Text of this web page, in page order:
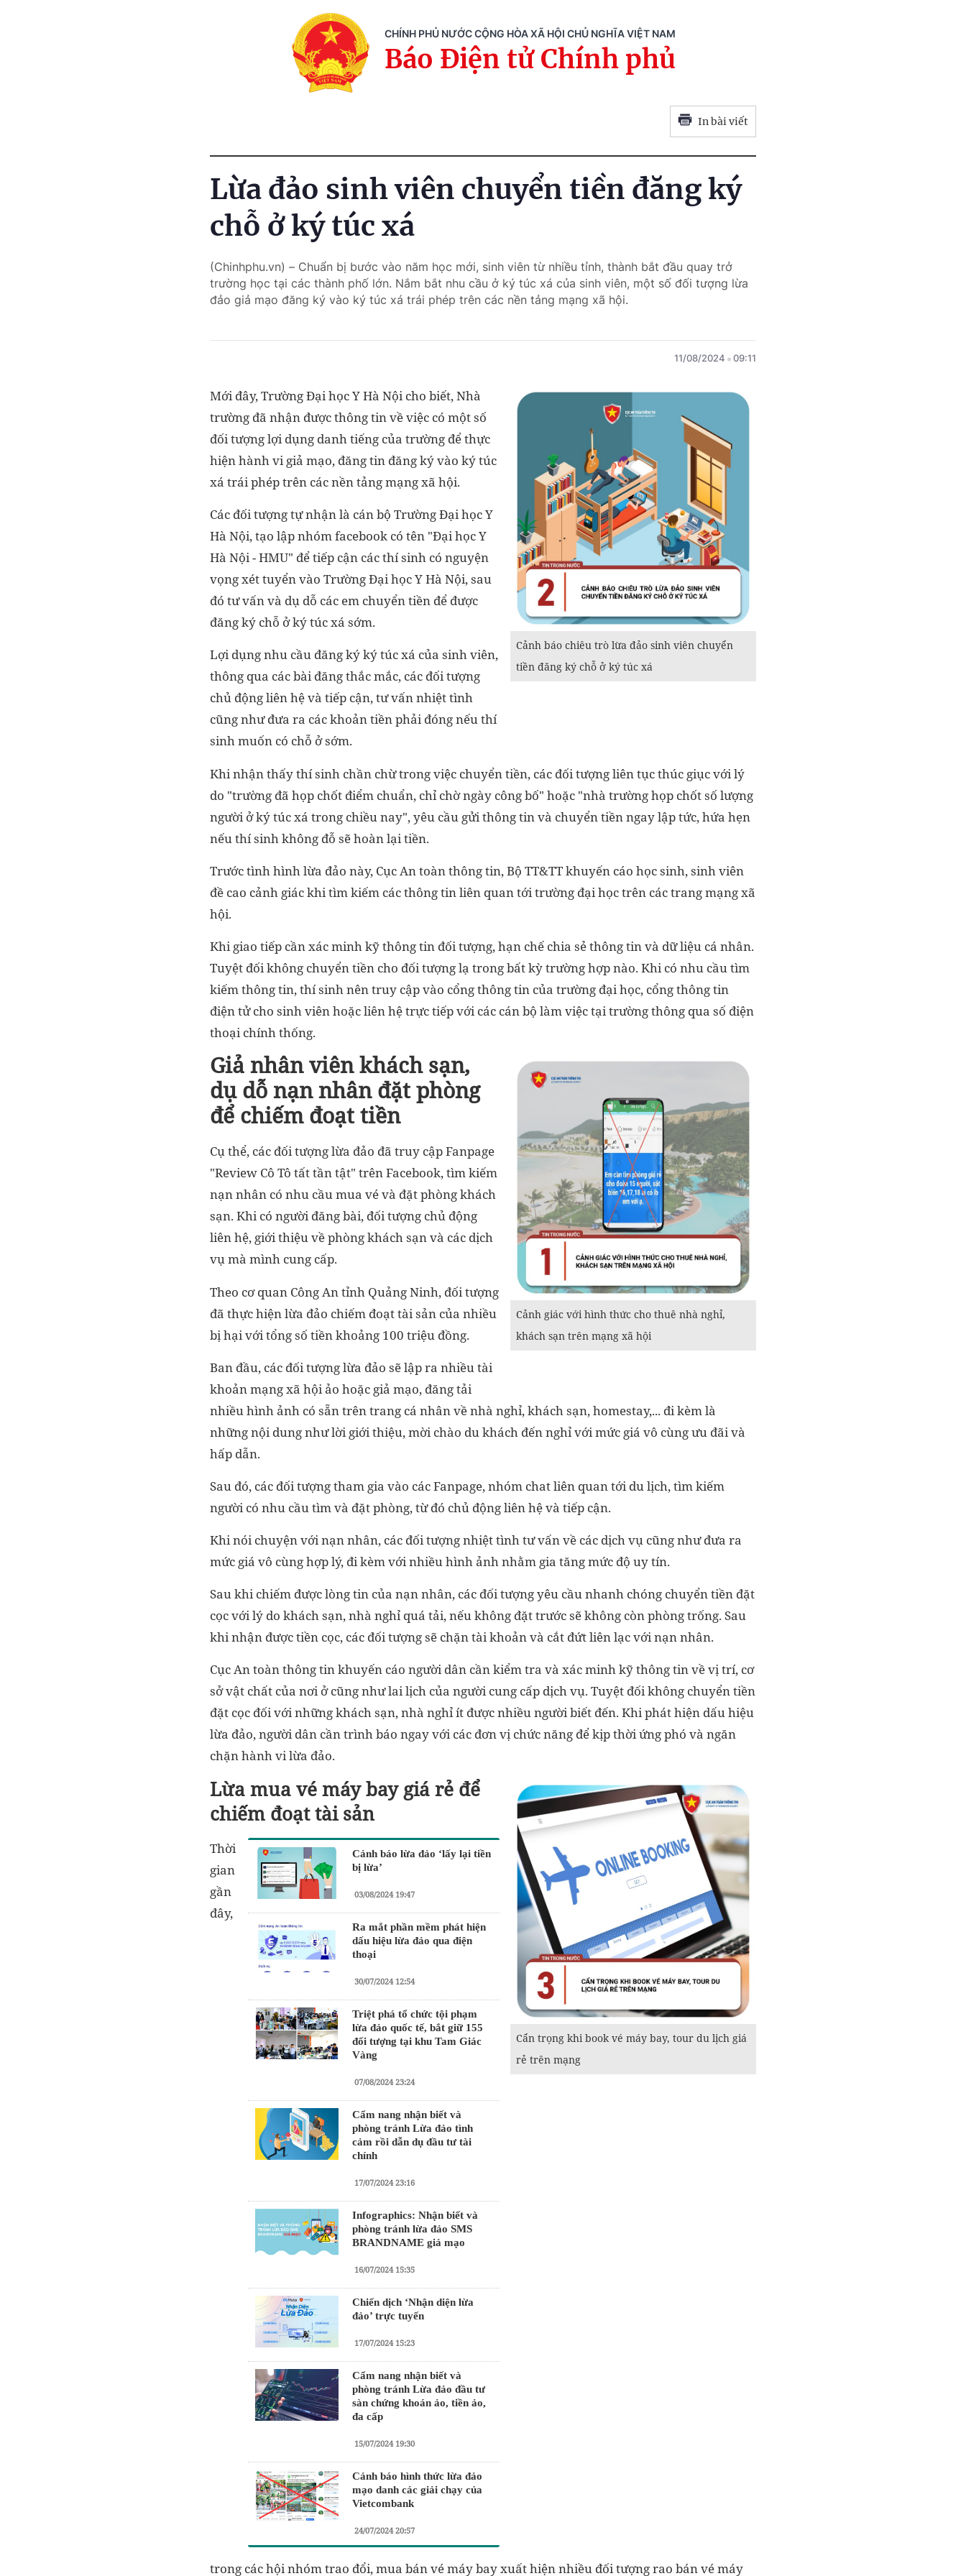
CHÍNH PHỦ NƯỚC CỘNG HÒA XÃ HỘI CHỦ NGHĨA VIỆT NAM
Báo Điện tử Chính phủ
In bài viết
Lừa đảo sinh viên chuyển tiền đăng ký
chỗ ở ký túc xá
(Chinhphu.vn) – Chuẩn bị bước vào năm học mới, sinh viên từ nhiều tỉnh, thành bắt đầu quay trở
trường học tại các thành phố lớn. Nắm bắt nhu cầu ở ký túc xá của sinh viên, một số đối tượng lừa
đảo giả mạo đăng ký vào ký túc xá trái phép trên các nền tảng mạng xã hội.
11/08/2024 09:11
Cảnh báo chiêu trò lừa đảo sinh viên chuyển
tiền đăng ký chỗ ở ký túc xá
Mới đây, Trường Đại học Y Hà Nội cho biết, Nhà
trường đã nhận được thông tin về việc có một số
đối tượng lợi dụng danh tiếng của trường để thực
hiện hành vi giả mạo, đăng tin đăng ký vào ký túc
xá trái phép trên các nền tảng mạng xã hội.
Các đối tượng tự nhận là cán bộ Trường Đại học Y
Hà Nội, tạo lập nhóm facebook có tên "Đại học Y
Hà Nội - HMU" để tiếp cận các thí sinh có nguyện
vọng xét tuyển vào Trường Đại học Y Hà Nội, sau
đó tư vấn và dụ dỗ các em chuyển tiền để được
đăng ký chỗ ở ký túc xá sớm.
Lợi dụng nhu cầu đăng ký ký túc xá của sinh viên,
thông qua các bài đăng thắc mắc, các đối tượng
chủ động liên hệ và tiếp cận, tư vấn nhiệt tình
cũng như đưa ra các khoản tiền phải đóng nếu thí
sinh muốn có chỗ ở sớm.
Khi nhận thấy thí sinh chần chừ trong việc chuyển tiền, các đối tượng liên tục thúc giục với lý
do "trường đã họp chốt điểm chuẩn, chỉ chờ ngày công bố" hoặc "nhà trường họp chốt số lượng
người ở ký túc xá trong chiều nay", yêu cầu gửi thông tin và chuyển tiền ngay lập tức, hứa hẹn
nếu thí sinh không đỗ sẽ hoàn lại tiền.
Trước tình hình lừa đảo này, Cục An toàn thông tin, Bộ TT&TT khuyến cáo học sinh, sinh viên
đề cao cảnh giác khi tìm kiếm các thông tin liên quan tới trường đại học trên các trang mạng xã
hội.
Khi giao tiếp cần xác minh kỹ thông tin đối tượng, hạn chế chia sẻ thông tin và dữ liệu cá nhân.
Tuyệt đối không chuyển tiền cho đối tượng lạ trong bất kỳ trường hợp nào. Khi có nhu cầu tìm
kiếm thông tin, thí sinh nên truy cập vào cổng thông tin của trường đại học, cổng thông tin
điện tử cho sinh viên hoặc liên hệ trực tiếp với các cán bộ làm việc tại trường thông qua số điện
thoại chính thống.
Cảnh giác với hình thức cho thuê nhà nghỉ,
khách sạn trên mạng xã hội
Giả nhân viên khách sạn,
dụ dỗ nạn nhân đặt phòng
để chiếm đoạt tiền
Cụ thể, các đối tượng lừa đảo đã truy cập Fanpage
"Review Cô Tô tất tần tật" trên Facebook, tìm kiếm
nạn nhân có nhu cầu mua vé và đặt phòng khách
sạn. Khi có người đăng bài, đối tượng chủ động
liên hệ, giới thiệu về phòng khách sạn và các dịch
vụ mà mình cung cấp.
Theo cơ quan Công An tỉnh Quảng Ninh, đối tượng
đã thực hiện lừa đảo chiếm đoạt tài sản của nhiều
bị hại với tổng số tiền khoảng 100 triệu đồng.
Ban đầu, các đối tượng lừa đảo sẽ lập ra nhiều tài
khoản mạng xã hội ảo hoặc giả mạo, đăng tải
nhiều hình ảnh có sẵn trên trang cá nhân về nhà nghỉ, khách sạn, homestay,... đi kèm là
những nội dung như lời giới thiệu, mời chào du khách đến nghỉ với mức giá vô cùng ưu đãi và
hấp dẫn.
Sau đó, các đối tượng tham gia vào các Fanpage, nhóm chat liên quan tới du lịch, tìm kiếm
người có nhu cầu tìm và đặt phòng, từ đó chủ động liên hệ và tiếp cận.
Khi nói chuyện với nạn nhân, các đối tượng nhiệt tình tư vấn về các dịch vụ cũng như đưa ra
mức giá vô cùng hợp lý, đi kèm với nhiều hình ảnh nhằm gia tăng mức độ uy tín.
Sau khi chiếm được lòng tin của nạn nhân, các đối tượng yêu cầu nhanh chóng chuyển tiền đặt
cọc với lý do khách sạn, nhà nghỉ quá tải, nếu không đặt trước sẽ không còn phòng trống. Sau
khi nhận được tiền cọc, các đối tượng sẽ chặn tài khoản và cắt đứt liên lạc với nạn nhân.
Cục An toàn thông tin khuyến cáo người dân cần kiểm tra và xác minh kỹ thông tin về vị trí, cơ
sở vật chất của nơi ở cũng như lai lịch của người cung cấp dịch vụ. Tuyệt đối không chuyển tiền
đặt cọc đối với những khách sạn, nhà nghỉ ít được nhiều người biết đến. Khi phát hiện dấu hiệu
lừa đảo, người dân cần trình báo ngay với các đơn vị chức năng để kịp thời ứng phó và ngăn
chặn hành vi lừa đảo.
Cẩn trọng khi book vé máy bay, tour du lịch giá
rẻ trên mạng
Lừa mua vé máy bay giá rẻ để
chiếm đoạt tài sản
Cảnh báo lừa đảo ‘lấy lại tiền
bị lừa’
03/08/2024 19:47
Ra mắt phần mềm phát hiện
dấu hiệu lừa đảo qua điện
thoại
30/07/2024 12:54
Triệt phá tổ chức tội phạm
lừa đảo quốc tế, bắt giữ 155
đối tượng tại khu Tam Giác
Vàng
07/08/2024 23:24
Cẩm nang nhận biết và
phòng tránh Lừa đảo tình
cảm rồi dẫn dụ đầu tư tài
chính
17/07/2024 23:16
Infographics: Nhận biết và
phòng tránh lừa đảo SMS
BRANDNAME giả mạo
16/07/2024 15:35
Chiến dịch ‘Nhận diện lừa
đảo’ trực tuyến
17/07/2024 15:23
Cẩm nang nhận biết và
phòng tránh Lừa đảo đầu tư
sàn chứng khoán ảo, tiền ảo,
đa cấp
15/07/2024 19:30
Cảnh báo hình thức lừa đảo
mạo danh các giải chạy của
Vietcombank
24/07/2024 20:57
Thời
gian
gần
đây,
trong các hội nhóm trao đổi, mua bán vé máy bay xuất hiện nhiều đối tượng rao bán vé máy